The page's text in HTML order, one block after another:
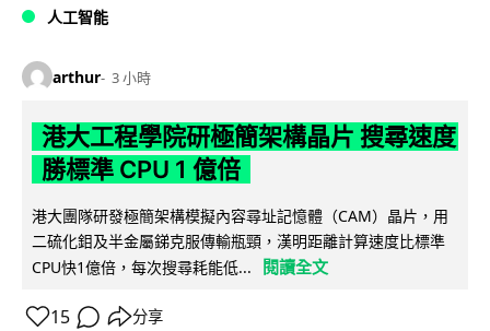
人工智能
arthur 3 小時
港大工程學院研極簡架構晶片 搜尋速度
勝標準 CPU 1 億倍
港大團隊研發極簡架構模擬內容尋址記憶體（CAM）晶片，用
二硫化鉬及半金屬銻克服傳輸瓶頸，漢明距離計算速度比標準
CPU快1億倍，每次搜尋耗能低...
閱讀全文
15 分享